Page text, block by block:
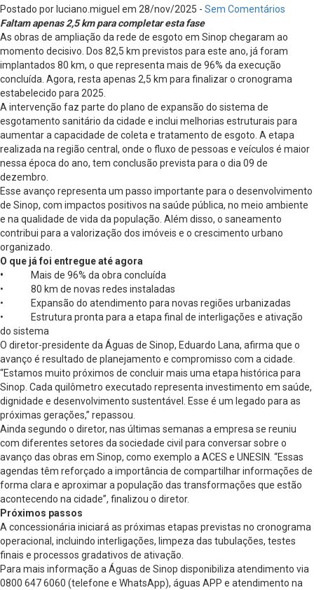
Postado por luciano.miguel em 28/nov/2025 - Sem Comentários
Faltam apenas 2,5 km para completar esta fase
As obras de ampliação da rede de esgoto em Sinop chegaram ao
momento decisivo. Dos 82,5 km previstos para este ano, já foram
implantados 80 km, o que representa mais de 96% da execução
concluída. Agora, resta apenas 2,5 km para finalizar o cronograma
estabelecido para 2025.
A intervenção faz parte do plano de expansão do sistema de
esgotamento sanitário da cidade e inclui melhorias estruturais para
aumentar a capacidade de coleta e tratamento de esgoto. A etapa
realizada na região central, onde o fluxo de pessoas e veículos é maior
nessa época do ano, tem conclusão prevista para o dia 09 de
dezembro.
Esse avanço representa um passo importante para o desenvolvimento
de Sinop, com impactos positivos na saúde pública, no meio ambiente
e na qualidade de vida da população. Além disso, o saneamento
contribui para a valorização dos imóveis e o crescimento urbano
organizado.
O que já foi entregue até agora
•
Mais de 96% da obra concluída
• 80 km de novas redes instaladas
• Expansão do atendimento para novas regiões urbanizadas
• Estrutura pronta para a etapa final de interligações e ativação
do sistema
O diretor-presidente da Águas de Sinop, Eduardo Lana, afirma que o
avanço é resultado de planejamento e compromisso com a cidade.
“Estamos muito próximos de concluir mais uma etapa histórica para
Sinop. Cada quilômetro executado representa investimento em saúde,
dignidade e desenvolvimento sustentável. Esse é um legado para as
próximas gerações,” repassou.
Ainda segundo o diretor, nas últimas semanas a empresa se reuniu
com diferentes setores da sociedade civil para conversar sobre o
avanço das obras em Sinop, como exemplo a ACES e UNESIN. “Essas
agendas têm reforçado a importância de compartilhar informações de
forma clara e aproximar a população das transformações que estão
acontecendo na cidade”, finalizou o diretor.
Próximos passos
A concessionária iniciará as próximas etapas previstas no cronograma
operacional, incluindo interligações, limpeza das tubulações, testes
finais e processos gradativos de ativação.
Para mais informação a Águas de Sinop disponibiliza atendimento via
0800 647 6060 (telefone e WhatsApp), águas APP e atendimento na